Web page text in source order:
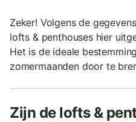
Zeker! Volgens de
lofts & penthouses hier
Het is de ideale
zomermaanden door te
Zijn de lofts &